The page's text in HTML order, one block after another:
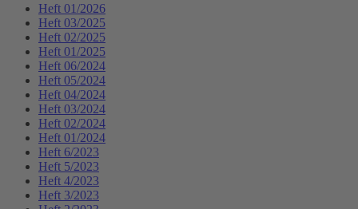
Heft 01/2026
Heft 03/2025
Heft 02/2025
Heft 01/2025
Heft 06/2024
Heft 05/2024
Heft 04/2024
Heft 03/2024
Heft 02/2024
Heft 01/2024
Heft 6/2023
Heft 5/2023
Heft 4/2023
Heft 3/2023